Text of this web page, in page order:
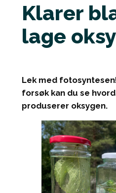
Klarer
lage
Lek med
forsøk kan du se
produserer oksygen.